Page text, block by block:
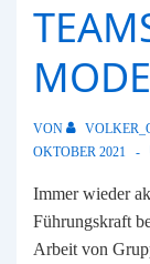
VON
OKTOBER 2021
Immer wieder
Führungskraft
Arbeit von